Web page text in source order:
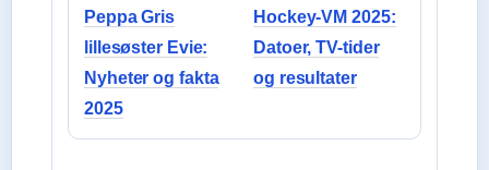
Peppa Gris
lillesøster Evie:
Nyheter og fakta
2025
Hockey-VM 2025:
Datoer, TV-tider
og resultater